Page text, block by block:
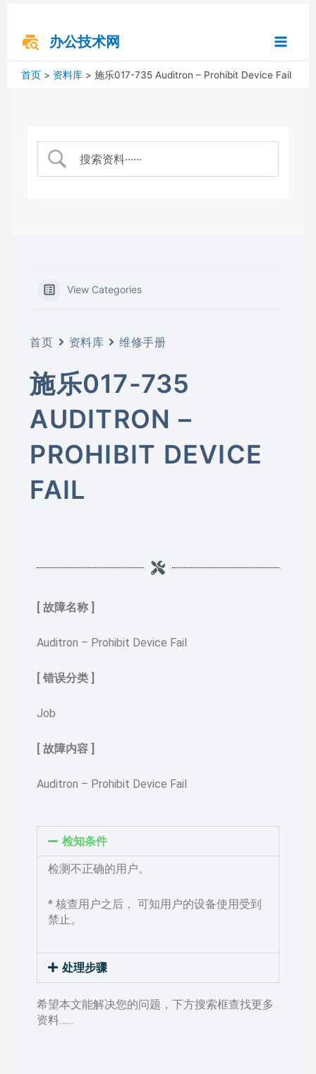
办公技术网
Menu
首页 资料库 施乐017-735 Auditron – Prohibit Device Fail
View Categories
首页 资料库 维修手册
施乐017-735
AUDITRON –
PROHIBIT DEVICE
FAIL
[ 故障名称 ]
Auditron – Prohibit Device Fail
[ 错误分类 ]
Job
[ 故障内容 ]
Auditron – Prohibit Device Fail
检知条件
检测不正确的用户。
* 核查用户之后， 可知用户的设备使用受到
禁止。
处理步骤
希望本文能解决您的问题，下方搜索框查找更多
资料……